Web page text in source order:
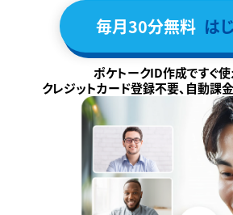
毎月30分無料 は
ポケトークID作成ですぐ使
クレジットカード登録不要、自動課